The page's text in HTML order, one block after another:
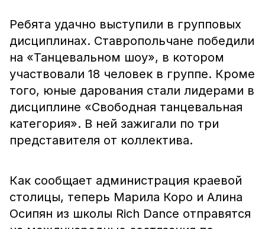
Ребята удачно выступили в групповых
дисциплинах. Ставропольчане победили
на «Танцевальном шоу», в котором
участвовали 18 человек в группе. Кроме
того, юные дарования стали лидерами в
дисциплине «Свободная танцевальная
категория». В ней зажигали по три
представителя от коллектива.
Как сообщает администрация краевой
столицы, теперь Марила Коро и Алина
Осипян из школы Rich Dance отправятся